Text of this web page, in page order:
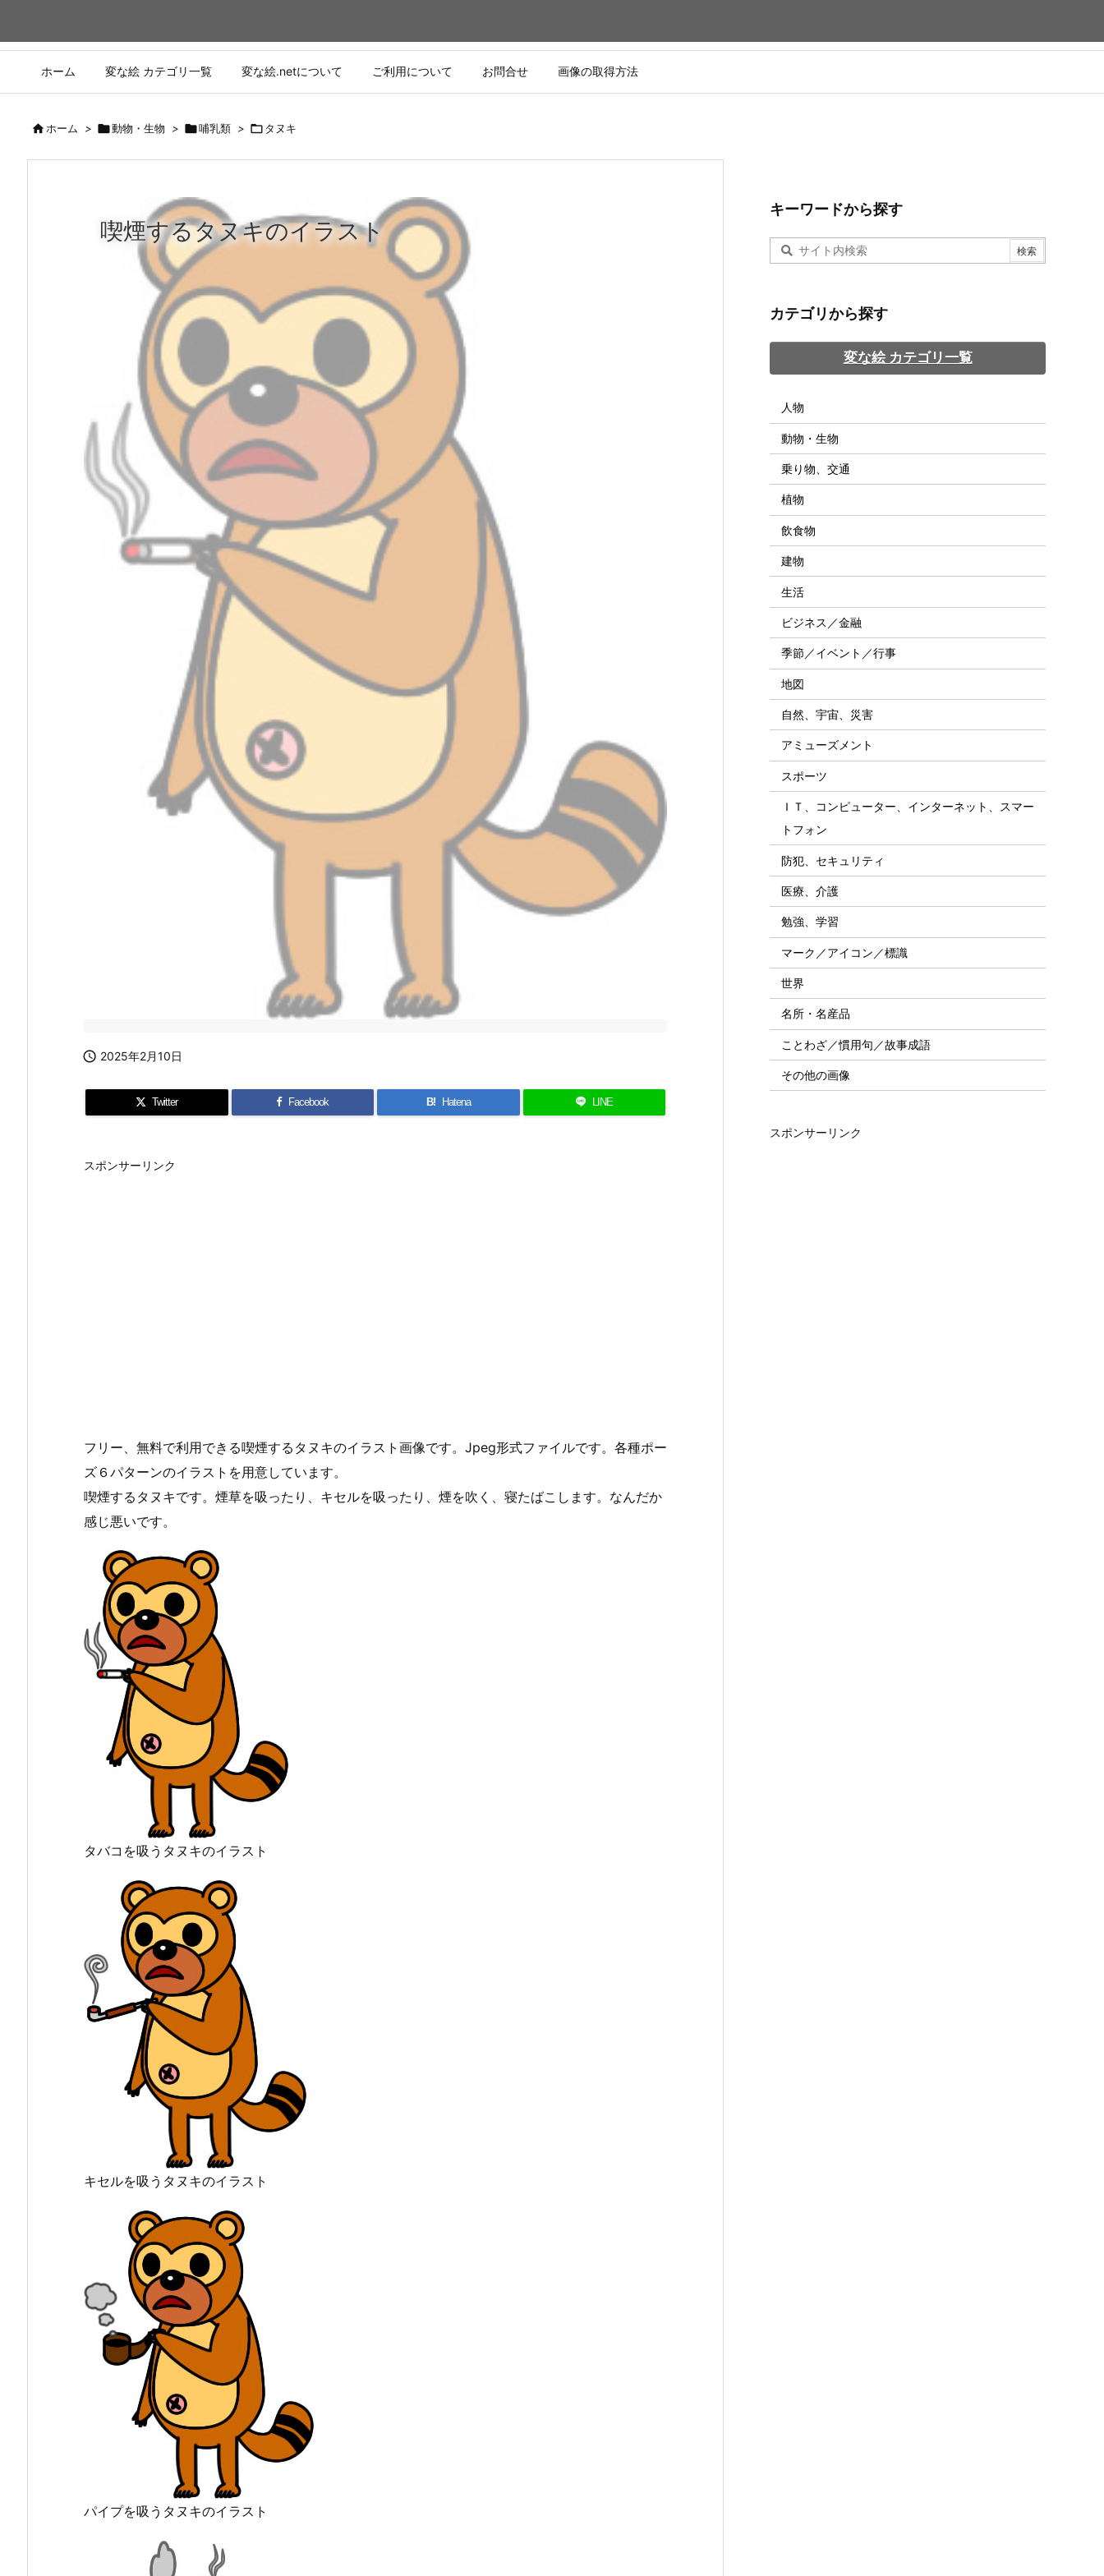
ホーム 変な絵 カテゴリ一覧 変な絵.netについて ご利用について お問合せ 画像の取得方法
ホーム > 動物・生物 > 哺乳類 > タヌキ
喫煙するタヌキのイラスト
 2025年2月10日
Twitter Facebook B! Hatena LINE
スポンサーリンク
フリー、無料で利用できる喫煙するタヌキのイラスト画像です。Jpeg形式ファイルです。各種ポー
ズ６パターンのイラストを用意しています。
喫煙するタヌキです。煙草を吸ったり、キセルを吸ったり、煙を吹く、寝たばこします。なんだか
感じ悪いです。
タバコを吸うタヌキのイラスト
キセルを吸うタヌキのイラスト
パイプを吸うタヌキのイラスト
キーワードから探す
カテゴリから探す
変な絵 カテゴリ一覧
人物
動物・生物
乗り物、交通
植物
飲食物
建物
生活
ビジネス／金融
季節／イベント／行事
地図
自然、宇宙、災害
アミューズメント
スポーツ
ＩＴ、コンピューター、インターネット、スマー
トフォン
防犯、セキュリティ
医療、介護
勉強、学習
マーク／アイコン／標識
世界
名所・名産品
ことわざ／慣用句／故事成語
その他の画像
スポンサーリンク